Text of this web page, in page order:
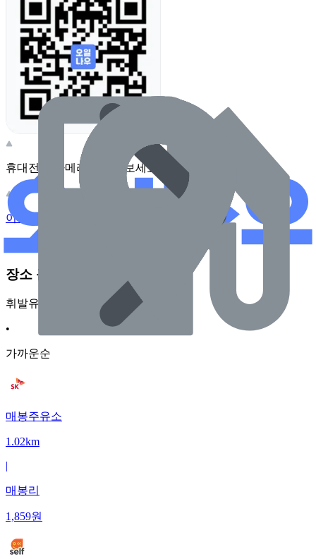
휴대전화 카메라로 찍어보세요
이 주유소의 사장님이신가요?
장소 근처 주유소
휘발유
•
가까운순
매봉주유소
1.02km
|
매봉리
1,859원